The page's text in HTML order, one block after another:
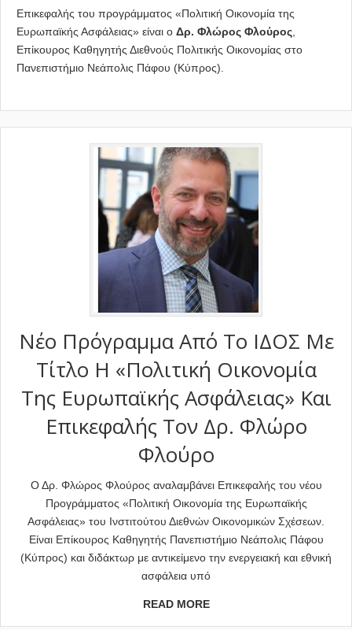
Επικεφαλής του προγράμματος «Πολιτική Οικονομία της
Ευρωπαϊκής Ασφάλειας» είναι ο Δρ. Φλώρος Φλούρος
Επίκουρος Καθηγητής Διεθνούς Πολιτικής Οικονομίας στο
Πανεπιστήμιο Νεάπολις Πάφου (Κύπρος).
Νέο Πρόγραμμα Από Το ΙΔΟΣ Με
Τίτλο Η «Πολιτική Οικονομία
Της Ευρωπαϊκής Ασφάλειας» Και
Eπικεφαλής Τον Δρ. Φλώρο
Φλούρο
Ο Δρ. Φλώρος Φλούρος αναλαμβάνει Επικεφαλής του νέου
Προγράμματος «Πολιτική Οικονομία της Ευρωπαϊκής
Ασφάλειας» του Ινστιτούτου Διεθνών Οικονομικών Σχέσεων.
Είναι Επίκουρος Καθηγητής Πανεπιστήμιο Νεάπολις Πάφου
(Κύπρος) και διδάκτωρ με αντικείμενο την ενεργειακή και εθνική
ασφάλεια υπό
READ MORE